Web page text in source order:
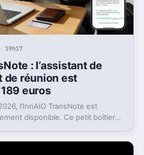
: l’assistant de
de réunion est
euros
l’InnAIO TransNote est
disponible. Ce petit boîtier
transcription et génération